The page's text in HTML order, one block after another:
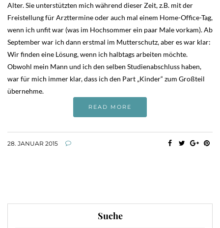
Alter. Sie unterstützten mich während dieser Zeit, z.B. mit der
Freistellung für Arzttermine oder auch mal einem Home-Office-Tag,
wenn ich unfit war (was im Hochsommer ein paar Male vorkam). Ab
September war ich dann erstmal im Mutterschutz, aber es war klar:
Wir finden eine Lösung, wenn ich halbtags arbeiten möchte.
Obwohl mein Mann und ich den selben Studienabschluss haben,
war für mich immer klar, dass ich den Part „Kinder“ zum Großteil
übernehme.
READ MORE
28. JANUAR 2015
Suche